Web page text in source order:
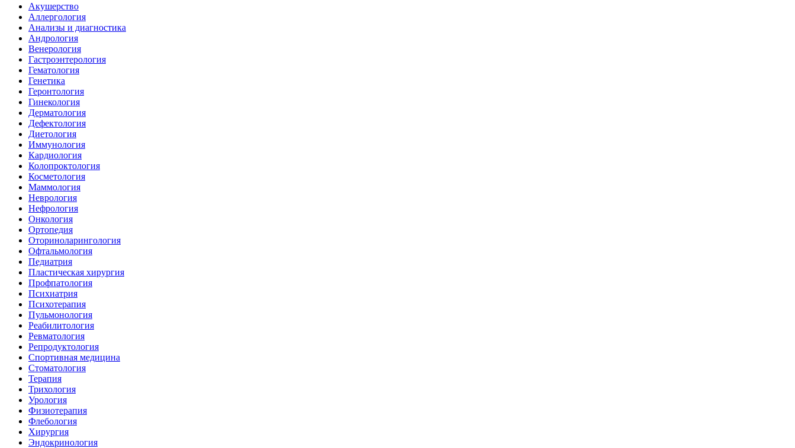
Акушерство
Аллергология
Анализы и диагностика
Андрология
Венерология
Гастроэнтерология
Гематология
Генетика
Геронтология
Гинекология
Дерматология
Дефектология
Диетология
Иммунология
Кардиология
Колопроктология
Косметология
Маммология
Неврология
Нефрология
Онкология
Ортопедия
Оториноларингология
Офтальмология
Педиатрия
Пластическая хирургия
Профпатология
Психиатрия
Психотерапия
Пульмонология
Реабилитология
Ревматология
Репродуктология
Спортивная медицина
Стоматология
Терапия
Трихология
Урология
Физиотерапия
Флебология
Хирургия
Эндокринология